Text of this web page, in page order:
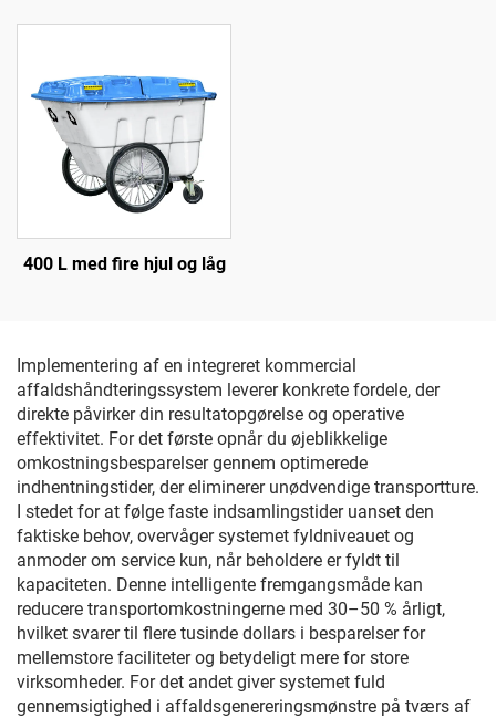
400 L med fire hjul og låg
Implementering af en integreret kommercial
affaldshåndteringssystem leverer konkrete fordele, der
direkte påvirker din resultatopgørelse og operative
effektivitet. For det første opnår du øjeblikkelige
omkostningsbesparelser gennem optimerede
indhentningstider, der eliminerer unødvendige transportture.
I stedet for at følge faste indsamlingstider uanset den
faktiske behov, overvåger systemet fyldniveauet og
anmoder om service kun, når beholdere er fyldt til
kapaciteten. Denne intelligente fremgangsmåde kan
reducere transportomkostningerne med 30–50 % årligt,
hvilket svarer til flere tusinde dollars i besparelser for
mellemstore faciliteter og betydeligt mere for store
virksomheder. For det andet giver systemet fuld
gennemsigtighed i affaldsgenereringsmønstre på tværs af